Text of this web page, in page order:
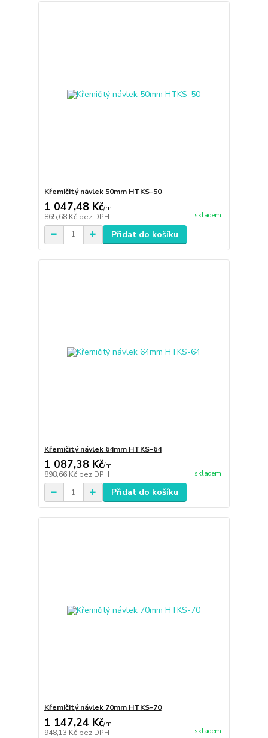
Křemičitý návlek 50mm HTKS-50
1 047,48 Kč/m
865,68 Kč bez DPH skladem
Přidat do košíku
Křemičitý návlek 64mm HTKS-64
1 087,38 Kč/m
898,66 Kč bez DPH skladem
Přidat do košíku
Křemičitý návlek 70mm HTKS-70
1 147,24 Kč/m
948,13 Kč bez DPH skladem